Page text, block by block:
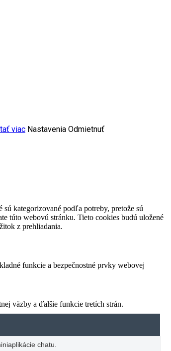
viac Nastavenia Odmietnuť
kategorizované podľa potreby, pretože sú
túto webovú stránku. Tieto cookies budú uložené
z prehliadania.
funkcie a bezpečnostné prvky webovej
väzby a ďalšie funkcie tretích strán.
chatu.